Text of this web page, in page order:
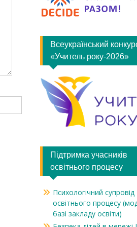
Всеукраїнський
«Учитель року-2026»
Підтримка учасників
освітнього процесу
Психологічний супровід
освітнього процесу
базі закладу освіти)